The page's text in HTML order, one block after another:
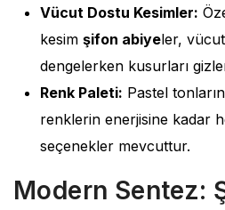
Vücut Dostu Kesimler:
kesim şifon abiyeler,
dengelerken kusurları
Renk Paleti: Pastel
renklerin enerjisine kadar
seçenekler mevcuttur.
Modern Sentez: